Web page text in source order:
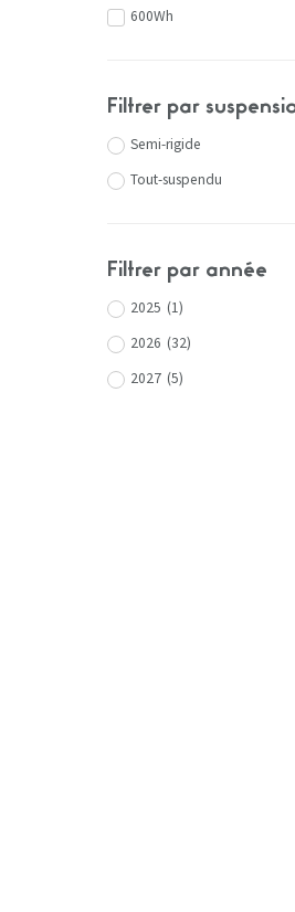
600Wh
Filtrer par
Semi-rigide
Tout-suspendu
Filtrer par année
2025 (1)
2026 (32)
2027 (5)